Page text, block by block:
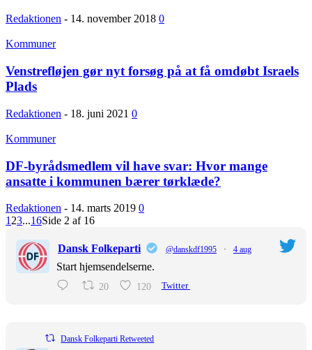
Redaktionen - 14. november 2018 0
Kommuner
Venstrefløjen gør nyt forsøg på at få omdøbt Israels
Plads
Redaktionen - 18. juni 2021 0
Kommuner
DF-byrådsmedlem vil have svar: Hvor mange
ansatte i kommunen bærer tørklæde?
Redaktionen - 14. marts 2019 0
1 23...16Side 2 af 16
Dansk Folkeparti @danskdf1995 · 4 aug
Start hjemsendelserne.
20 120 Twitter
Dansk Folkeparti Retweeted